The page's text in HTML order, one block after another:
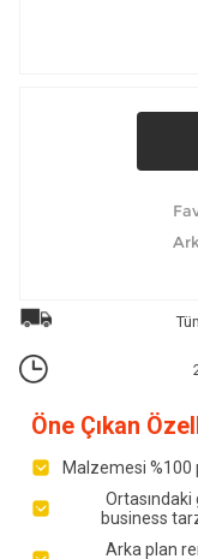
Öne Çıkan
Malzemesi %100
business
Arka plan